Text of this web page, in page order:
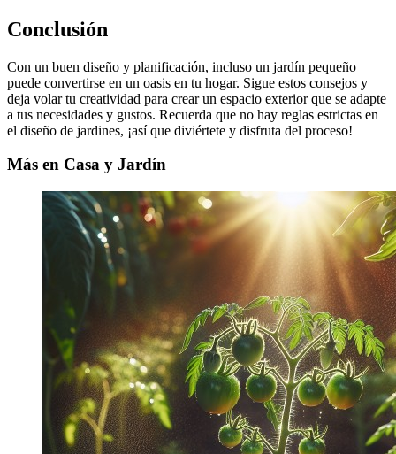
Conclusión
Con un buen diseño y planificación, incluso un jardín pequeño
puede convertirse en un oasis en tu hogar. Sigue estos consejos y
deja volar tu creatividad para crear un espacio exterior que se adapte
a tus necesidades y gustos. Recuerda que no hay reglas estrictas en
el diseño de jardines, ¡así que diviértete y disfruta del proceso!
Más en Casa y Jardín